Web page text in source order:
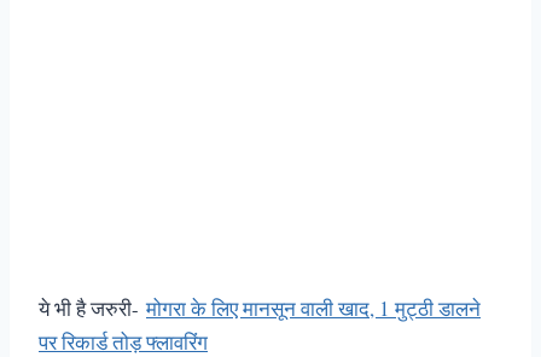
ये भी है जरुरी-मोगरा के लिए मानसून वाली खाद, 1 मुट्ठी डालने
पर रिकार्ड तोड़ फ्लावरिंग